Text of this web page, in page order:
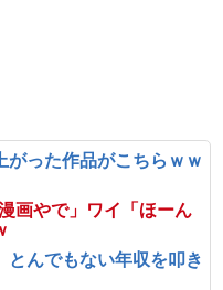
がった作品がこちらｗｗ
画やで」ワイ「ほーん
とんでもない年収を叩き